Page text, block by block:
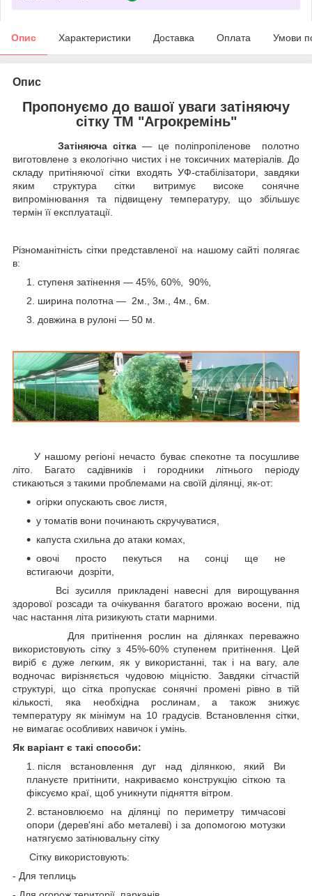
Опис Характеристики Доставка Оплата Умови
Опис
Пропонуємо до вашої уваги затіняючу
сітку ТМ "Агрокремінь"
Затіняюча сітка— це поліпропіленове полотно
виготовлене з екологічно чистих і не токсичних матеріалів. До
складу притіняючої сітки входять УФ-стабілізатори, завдяки
яким структура сітки витримує високе сонячне
випромінювання та підвищену температуру, що збільшує
термін її експлуатації.
Різноманітність сітки представленої на нашому сайті полягає
в:
ступеня затінення — 45%, 60%, 90%,
ширина полотна — 2м., 3м., 4м., 6м.
довжина в рулоні — 50 м.
У нашому регіоні нечасто буває спекотне та посушливе
літо. Багато садівників і городники літнього періоду
стикаються з такими проблемами на своїй ділянці, як-от:
огірки опускають своє листя,
у томатів вони починають скручуватися,
капуста схильна до атаки комах,
овочі просто пекуться на сонці ще не
встигаючи дозріти,
Всі зусилля прикладені навесні для вирощування
здорової розсади та очікування багатого врожаю восени, під
час настання літа ризикують стати марними.
Для притінення рослин на ділянках переважно
використовують сітку з 45%-60% ступенем притінення. Цей
виріб є дуже легким, як у використанні, так і на вагу, але
водночас вирізняється чудовою міцністю. Завдяки сітчастій
структурі, що сітка пропускає сонячні промені рівно в тій
кількості, яка необхідна рослинам, а також знижує
температуру як мінімум на 10 градусів. Встановлення сітки,
не вимагає особливих навичок і умінь.
Як варіант є такі способи:
після встановлення дуг над ділянкою, який Ви
плануєте притінити, накриваємо конструкцію сіткою та
фіксуємо краї, щоб уникнути підняття вітром.
встановлюємо на ділянці по периметру тимчасові
опори (дерев'яні або металеві) і за допомогою мотузки
натягуємо затінювальну сітку
Сітку використовують:
- Для теплиць